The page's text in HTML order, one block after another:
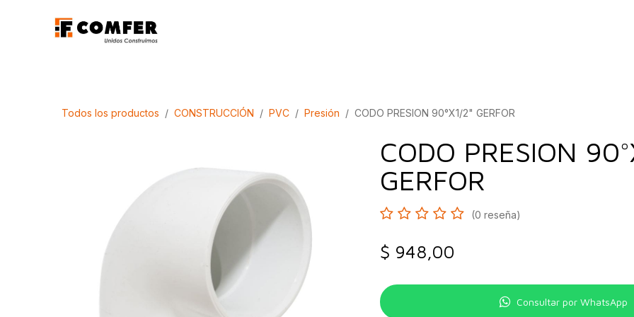
Todos los productos CONSTRUCCIÓN PVC Presión CODO PRESION 90°X1/2" GERFOR
CODO PRESION
GERFOR
(0 reseña)
$ 948,00
Consultar por WhatsApp